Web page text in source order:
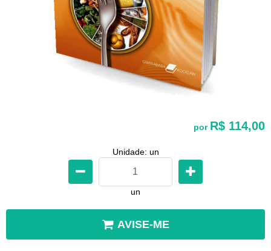
por R$ 114,00
Unidade: un
un
AVISE-ME